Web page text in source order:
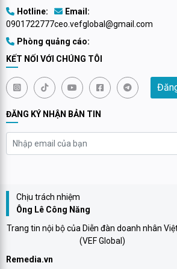
Hotline:
0901722777
Email:
ceo.vefglobal@gmail.com
Phòng quảng cáo:
KẾT NỐI VỚI CHÚNG TÔI
ĐĂNG KÝ NHẬN BẢN TIN
Chịu trách nhiệm
Ông Lê Công Năng
Trang tin nội bộ của Diễn đàn doanh nhân
(VEF Global)
Remedia.vn